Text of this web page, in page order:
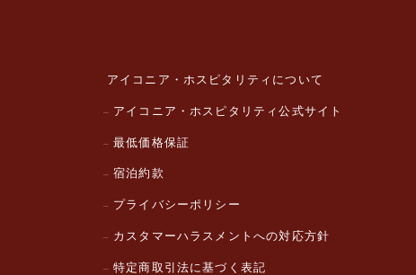
アイコニア・ホスピタリティについて
アイコニア・ホスピタリティ公式サイト
最低価格保証
宿泊約款
プライバシーポリシー
カスタマーハラスメントへの対応方針
特定商取引法に基づく表記